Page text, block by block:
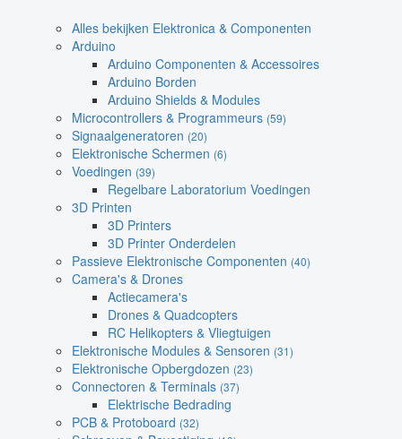
Alles bekijken Elektronica & Componenten
Arduino
Arduino Componenten & Accessoires
Arduino Borden
Arduino Shields & Modules
Microcontrollers & Programmeurs (59)
Signaalgeneratoren (20)
Elektronische Schermen (6)
Voedingen (39)
Regelbare Laboratorium Voedingen
3D Printen
3D Printers
3D Printer Onderdelen
Passieve Elektronische Componenten (40)
Camera's & Drones
Actiecamera's
Drones & Quadcopters
RC Helikopters & Vliegtuigen
Elektronische Modules & Sensoren (31)
Elektronische Opbergdozen (23)
Connectoren & Terminals (37)
Elektrische Bedrading
PCB & Protoboard (32)